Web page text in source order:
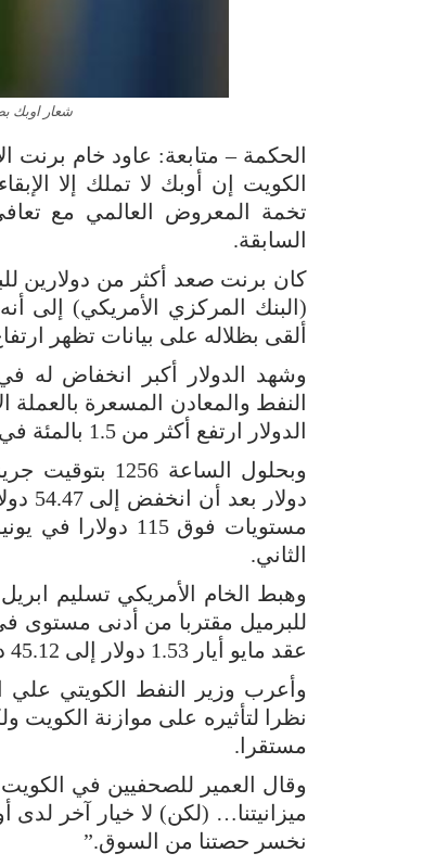
شعار اوبك
الكويت إن أوبك لا تملك إلا
تخمة المعروض العالمي مع
السابقة.
كان برنت صعد أكثر من دولارين
(البنك المركزي الأمريكي) إلى
ألقى بظلاله على بيانات تظهر
وشهد الدولار أكبر انخفاض
النفط والمعادن المسعرة
الدولار ارتفع أكثر من 1.5 بالمئة في معاملات يوم الخميس.
الثاني.
للبرميل مقتربا من أدنى
عقد مايو أيار 1.53 دولار إلى 45.12 دولار للبرميل ليبلغ فرق السعر عن برنت 9.50 دولار.
وأعرب وزير النفط الكويتي
نظرا لتأثيره على موازنة الكويت
مستقرا.
وقال العمير للصحفيين في
ميزانيتنا… (لكن) لا خيار آخر لدى
نخسر حصتنا من السوق.”